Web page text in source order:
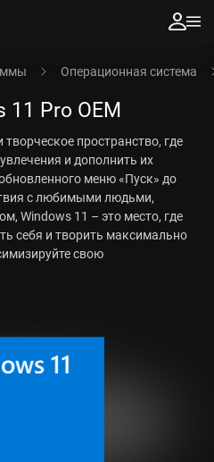
Операционная система
Pro OEM
пространство, где
и дополнить их
меню «Пуск» до
с любимыми людьми,
Windows 11 – это место, где
себя и творить максимально
свою